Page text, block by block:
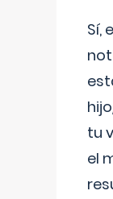
Sí,
tu
el